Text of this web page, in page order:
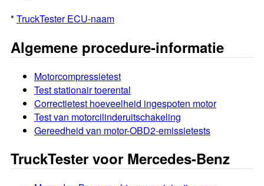
*TruckTester ECU-naam
Algemene procedure-informatie
Motorcompressietest
Test stationair toerental
Correctietest hoeveelheid ingespoten motor
Test van motorcilinderuitschakeling
Gereedheid van motor-OBD2-emissietests
TruckTester voor Mercedes-Benz